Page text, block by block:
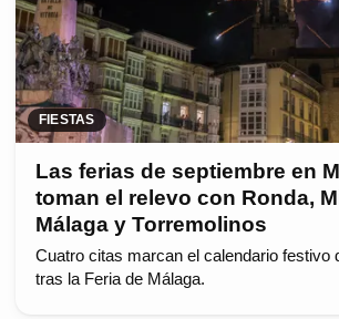
FIESTAS
Las ferias de septiembre en
toman el relevo con Ronda,
Málaga y Torremolinos
Cuatro citas marcan el calendario festivo
tras la Feria de Málaga.